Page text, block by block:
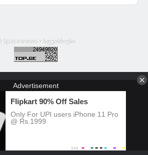
Spacesnews • სფეისნიუსი